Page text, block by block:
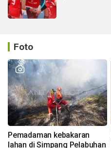
Foto
Pemadaman kebakaran
lahan di Simpang Pelabuhan